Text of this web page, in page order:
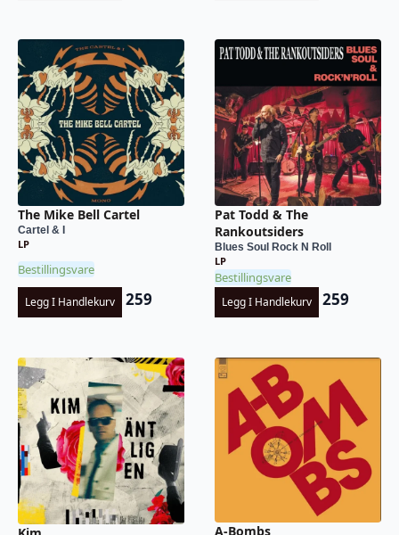
The Mike Bell Cartel
Cartel & I
LP
Bestillingsvare
Legg I Handlekurv 259
Pat Todd & The
Rankoutsiders
Blues Soul Rock N Roll
LP
Bestillingsvare
Legg I Handlekurv 259
A-Bombs